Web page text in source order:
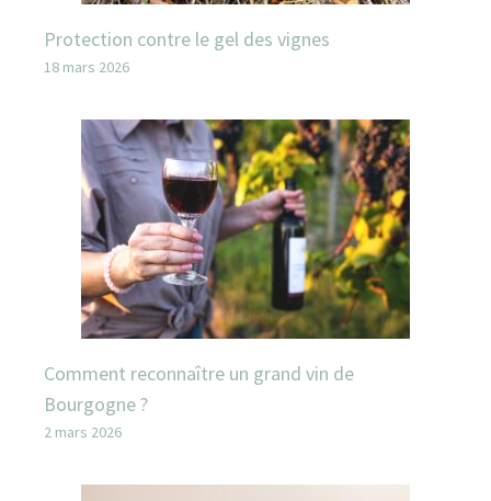
Protection contre le gel des vignes
18 mars 2026
Comment reconnaître un grand vin de
Bourgogne ?
2 mars 2026